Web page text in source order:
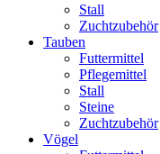
Stall
Zuchtzubehör
Tauben
Futtermittel
Pflegemittel
Stall
Steine
Zuchtzubehör
Vögel